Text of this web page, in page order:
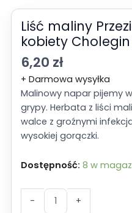
Liść maliny
kobiety
6,20 zł
+ Darmowa wysyłka
Malinowy napar pijemy
grypy. Herbata z liści
walce z groźnymi
wysokiej gorączki.
Dostępność: 8 w
- +